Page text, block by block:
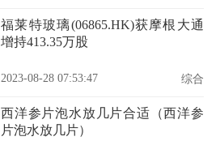
福莱特玻璃(06865.HK)获摩根大通
增持413.35万股
2023-08-28 07:53:47 综合
西洋参片泡水放几片合适（西洋参
片泡水放几片）